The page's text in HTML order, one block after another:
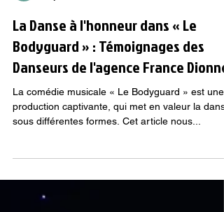
Danse Mode-Action
27 juin 2023
6 min de lecture
La Danse à l'honneur dans « Le
Bodyguard » : Témoignages des
production captivante, qui met en valeur la
sous différentes formes. Cet article nous...